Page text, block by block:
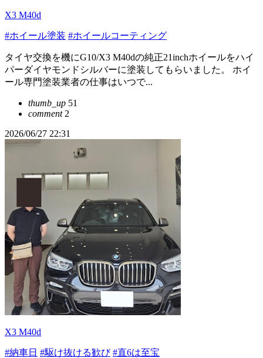
X3 M40d
#ホイール塗装 #ホイールコーティング
タイヤ交換を機にG10/X3 M40dの純正21inchホイールをハイ
パーダイヤモンドシルバーに塗装してもらいました。 ホイ
ール専門塗装業者の仕事はいつで...
thumb_up 51
comment2
2026/06/27 22:31
X3 M40d
#納車日 #駆け抜ける歓び #直6は至宝